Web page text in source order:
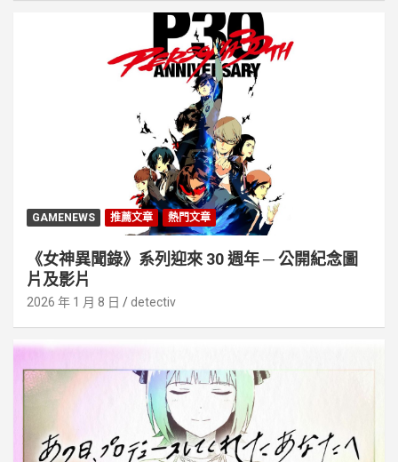
GAMENEWS 推薦文章 熱門文章
《女神異聞錄》系列迎來 30 週年 ─ 公開紀念圖
片及影片
2026 年 1 月 8 日 detectiv